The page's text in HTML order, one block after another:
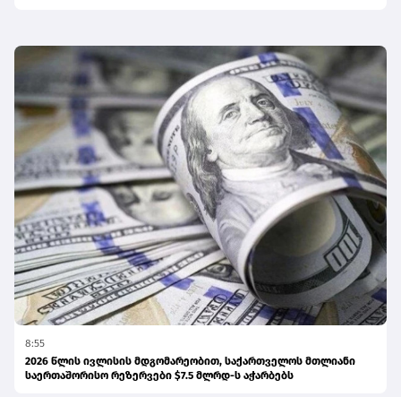
8:55
2026 წლის ივლისის მდგომარეობით, საქართველოს მთლიანი
საერთაშორისო რეზერვები $7.5 მლრდ-ს აჭარბებს